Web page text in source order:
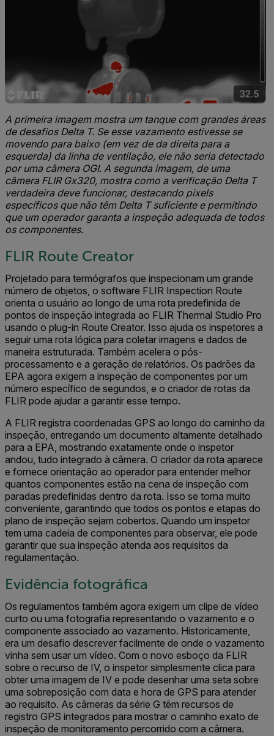
A primeira imagem mostra um tanque com grandes áreas
de desafios Delta T. Se esse vazamento estivesse se
movendo para baixo (em vez de da direita para a
esquerda) da linha de ventilação, ele não seria detectado
por uma câmera OGI. A segunda imagem, de uma
câmera FLIR Gx320, mostra como a verificação Delta T
verdadeira deve funcionar, destacando pixels
específicos que não têm Delta T suficiente e permitindo
que um operador garanta a inspeção adequada de todos
os componentes.
FLIR Route Creator
Projetado para termógrafos que inspecionam um grande
número de objetos, o software FLIR Inspection Route
orienta o usuário ao longo de uma rota predefinida de
pontos de inspeção integrada ao FLIR Thermal Studio Pro
usando o plug-in Route Creator. Isso ajuda os inspetores a
seguir uma rota lógica para coletar imagens e dados de
maneira estruturada. Também acelera o pós-
processamento e a geração de relatórios. Os padrões da
EPA agora exigem a inspeção de componentes por um
número específico de segundos, e o criador de rotas da
FLIR pode ajudar a garantir esse tempo.
A FLIR registra coordenadas GPS ao longo do caminho da
inspeção, entregando um documento altamente detalhado
para a EPA, mostrando exatamente onde o inspetor
andou, tudo integrado à câmera. O criador da rota aparece
e fornece orientação ao operador para entender melhor
quantos componentes estão na cena de inspeção com
paradas predefinidas dentro da rota. Isso se torna muito
conveniente, garantindo que todos os pontos e etapas do
plano de inspeção sejam cobertos. Quando um inspetor
tem uma cadeia de componentes para observar, ele pode
garantir que sua inspeção atenda aos requisitos da
regulamentação.
Evidência fotográfica
Os regulamentos também agora exigem um clipe de vídeo
curto ou uma fotografia representando o vazamento e o
componente associado ao vazamento. Historicamente,
era um desafio descrever facilmente de onde o vazamento
vinha sem usar um vídeo. Com o novo esboço da FLIR
sobre o recurso de IV, o inspetor simplesmente clica para
obter uma imagem de IV e pode desenhar uma seta sobre
uma sobreposição com data e hora de GPS para atender
ao requisito. As câmeras da série G têm recursos de
registro GPS integrados para mostrar o caminho exato de
inspeção de monitoramento percorrido com a câmera.